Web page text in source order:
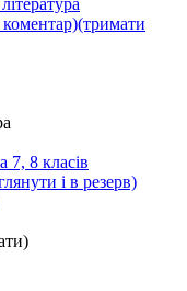
7, 8 класів
і в резерв)